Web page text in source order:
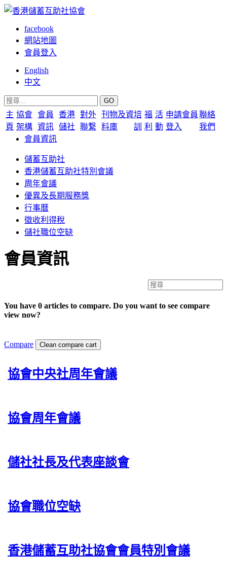
facebook
網站地圖
會員登入
English
中文
GO
主
頁
協會
架構
會員
資訊
香港
儲社
對外
聯繋
刊物及資
料庫
培
訓
福
利
活
動
申請會員
登入
聯絡
我們
會員資訊
儲蓄互助社
香港儲蓄互助社特別會議
周年會議
優異及長期服務獎
行事曆
徵收利得稅
儲社職位空缺
會員資訊
You have 0 articles to compare. Do you want to see compare
view now?
Compare Clean compare cart
協會中央社周年會議
協會周年會議
儲社社長及代表座談會
協會職位空缺
香港儲蓄互助社協會會員特別會議